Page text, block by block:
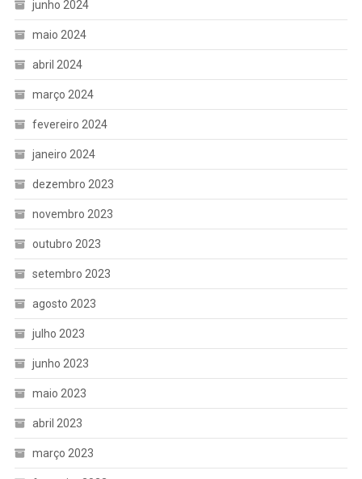
junho 2024
maio 2024
abril 2024
março 2024
fevereiro 2024
janeiro 2024
dezembro 2023
novembro 2023
outubro 2023
setembro 2023
agosto 2023
julho 2023
junho 2023
maio 2023
abril 2023
março 2023